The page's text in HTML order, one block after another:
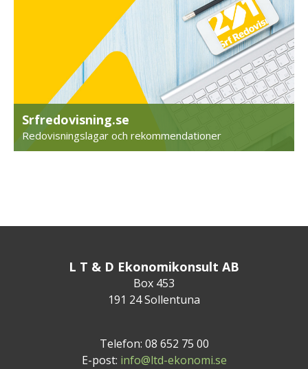
Srfredovisning.se
Redovisningslagar och rekommendationer
L T & D Ekonomikonsult AB
Box 453
191 24 Sollentuna
Telefon: 08 652 75 00
E-post: info@ltd-ekonomi.se